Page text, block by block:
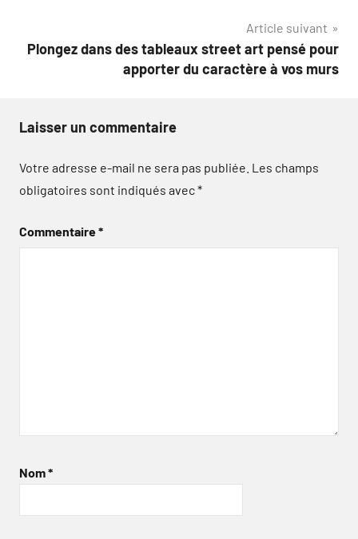
Article suivant
Plongez dans des tableaux street art pensé pour
apporter du caractère à vos murs
Laisser un commentaire
Votre adresse e-mail ne sera pas publiée. Les champs
obligatoires sont indiqués avec*
Commentaire*
Nom*